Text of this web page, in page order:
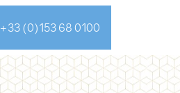
+33 (0)153 68 0100